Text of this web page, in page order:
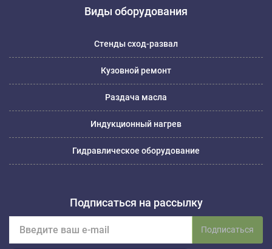
Виды оборудования
Стенды сход-развал
Кузовной ремонт
Раздача масла
Индукционный нагрев
Гидравлическое оборудование
Подписаться на рассылку
Подписаться